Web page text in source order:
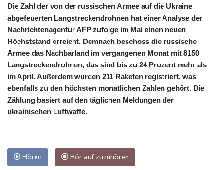
Die Zahl der von der russischen Armee auf die Ukraine
abgefeuerten Langstreckendrohnen hat einer Analyse der
Nachrichtenagentur AFP zufolge im Mai einen neuen
Höchststand erreicht. Demnach beschoss die russische
Armee das Nachbarland im vergangenen Monat mit 8150
Langstreckendrohnen, das sind bis zu 24 Prozent mehr als
im April. Außerdem wurden 211 Raketen registriert, was
ebenfalls zu den höchsten monatlichen Zahlen gehört. Die
Zählung basiert auf den täglichen Meldungen der
ukrainischen Luftwaffe.
Hören Hör auf zuzuhören